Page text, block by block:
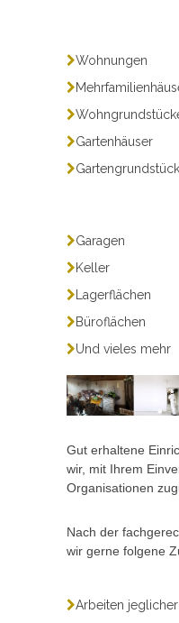
Wohnungen
Gartenhäuser
Garagen
Keller
Lagerflächen
Büroflächen
Und vieles mehr
Gut erhaltene
wir, mit Ihrem
Organisationen
Nach der
wir gerne folgene
Arbeiten